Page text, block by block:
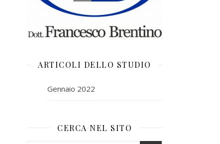
ARTICOLI DELLO STUDIO
Gennaio 2022
CERCA NEL SITO